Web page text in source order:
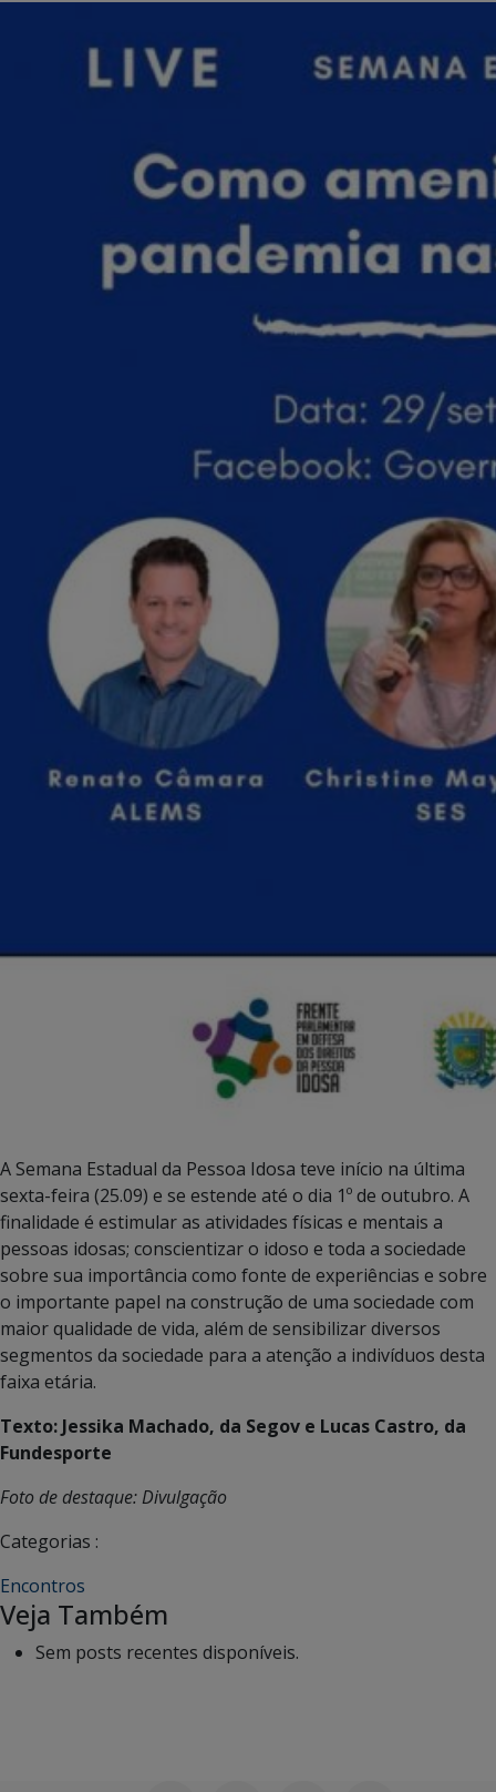
A Semana Estadual da Pessoa Idosa teve início na última
sexta-feira (25.09) e se estende até o dia 1º de outubro. A
finalidade é estimular as atividades físicas e mentais a
pessoas idosas; conscientizar o idoso e toda a sociedade
sobre sua importância como fonte de experiências e sobre
o importante papel na construção de uma sociedade com
maior qualidade de vida, além de sensibilizar diversos
segmentos da sociedade para a atenção a indivíduos desta
faixa etária.
Texto: Jessika Machado, da Segov e Lucas Castro, da
Fundesporte
Foto de destaque: Divulgação
Categorias :
Encontros
Veja Também
Sem posts recentes disponíveis.